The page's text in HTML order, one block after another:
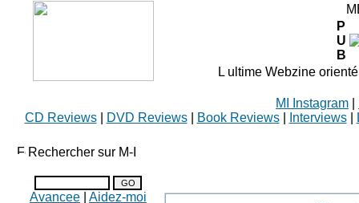
P
U
B
L ultime Webzine
MI Instagram
CD Reviews| DVD Reviews| Book Reviews| Interviews|
Rechercher sur M-I
Avancee Aidez-moi